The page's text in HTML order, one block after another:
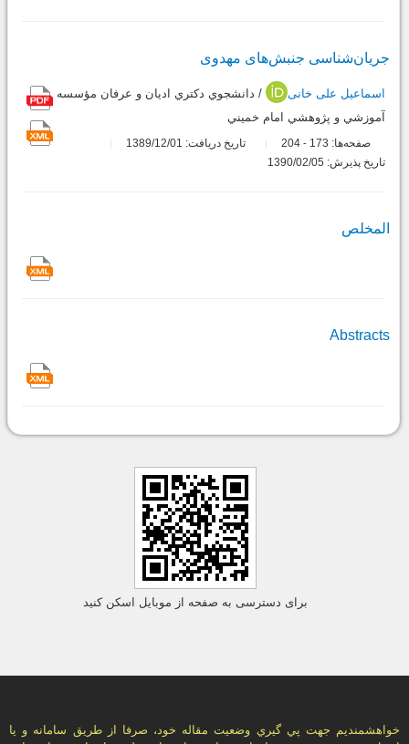
جریان‌شناسی جنبش‌های مهدوی
اسماعیل علی خانی
/ دانشجوي دکتري اديان و عرفان مؤسسه
آموزشي و پژوهشي امام خميني
صفحه‌ها: 173
-
تاریخ دریافت: 1389/12/01
تاریخ پذیرش: 1390/02/05
المخلص
Abstracts
برای دسترسی به صفحه از موبایل اسکن کنید
خواهشمنديم جهت پي گيري وضعيت مقاله خود، صرفا از طريق سامانه و يا